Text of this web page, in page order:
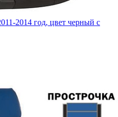
2014 год, цвет черный с